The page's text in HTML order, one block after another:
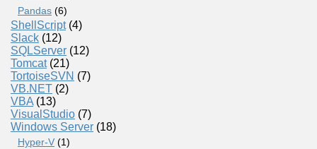
Pandas (6)
ShellScript(4)
Slack (12)
SQLServer (12)
Tomcat(21)
TortoiseSVN (7)
VB.NET (2)
VBA (13)
VisualStudio (7)
Windows Server (18)
Hyper-V (1)